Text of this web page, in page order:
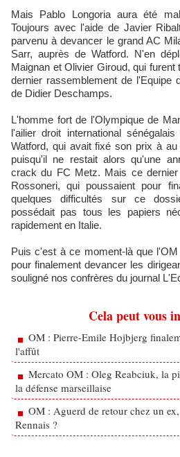
Mais Pablo Longoria aura été
Toujours avec l'aide de Javier
parvenu à devancer le grand AC
Sarr, auprès de Watford. N'en
Maignan et Olivier Giroud, qui
dernier rassemblement de l'Equipe
de Didier Deschamps.
L'homme fort de l'Olympique de
l'ailier droit international
Watford, qui avait fixé son prix à
puisqu'il ne restait alors qu'une
crack du FC Metz. Mais ce
Rossoneri, qui poussaient pour
quelques difficultés sur ce
possédait pas tous les papiers
rapidement en Italie.
Puis c'est à ce moment-là que
pour finalement devancer les
souligné nos confrères du journal
Cela peut vous
OM : Pierre-Emile Hojbjerg
l'affût
Mercato OM : Oleg Reabciuk, la
la défense marseillaise
OM : Aguerd de retour chez un
Rennais ?